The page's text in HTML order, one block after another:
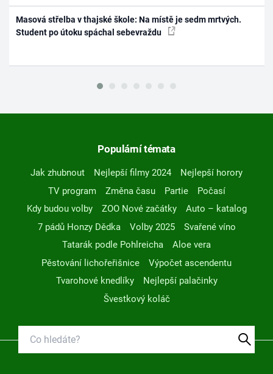
Masová střelba v thajské škole: Na místě je sedm mrtvých.
Student po útoku spáchal sebevraždu
Populární témata
Jak zhubnout Nejlepší filmy 2024
Nejlepší horory
TV program
Změna času Partie
Počasí
Kdy budou volby
ZOO Nové začátky
Auto – katalog
7 pádů Honzy Dědka
Volby 2025
Svařené víno
Tatarák podle Pohlreicha
Aloe vera
Pěstování lichořeřišnice
Výpočet ascendentu
Tvarohové knedlíky
Nejlepší palačinky
Švestkový koláč